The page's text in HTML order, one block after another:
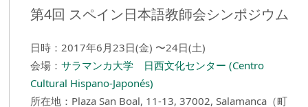
第4回 スペイン日本語教師会シンポジウム
日時：2017年6月23日(金) 〜24日(土)
会場：サラマンカ大学 日西文化センター (Centro
Cultural Hispano-Japonés)
所在地：Plaza San Boal, 11-13, 37002, Salamanca（町